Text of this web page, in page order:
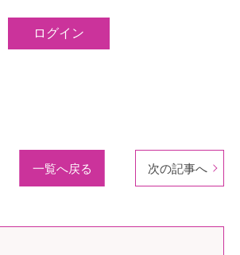
一覧へ戻る 次の記事へ